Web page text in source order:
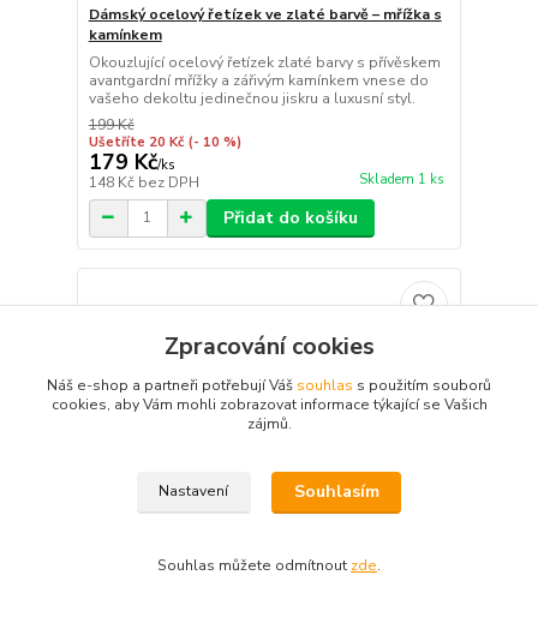
Dámský ocelový řetízek ve zlaté barvě – mřížka s
kamínkem
Okouzlující ocelový řetízek zlaté barvy s přívěskem
avantgardní mřížky a zářivým kamínkem vnese do
vašeho dekoltu jedinečnou jiskru a luxusní styl.
199 Kč
Ušetříte 20 Kč (- 10 %)
179 Kč/ks
148 Kč bez DPH Skladem 1 ks
Přidat do košíku
Zpracování cookies
Náš e-shop a partneři potřebují Váš souhlas s použitím souborů
cookies, aby Vám mohli zobrazovat informace týkající se Vašich
zájmů.
Nastavení Souhlasím
Souhlas můžete odmítnout zde.